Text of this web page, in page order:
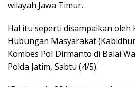
wilayah Jawa Timur.
Hal itu seperti disampaikan oleh
Hubungan Masyarakat
Kombes Pol Dirmanto di Balai
Polda Jatim, Sabtu (4/5).